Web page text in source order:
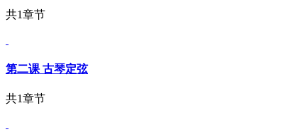
共1章节
第二课 古琴定弦
共1章节